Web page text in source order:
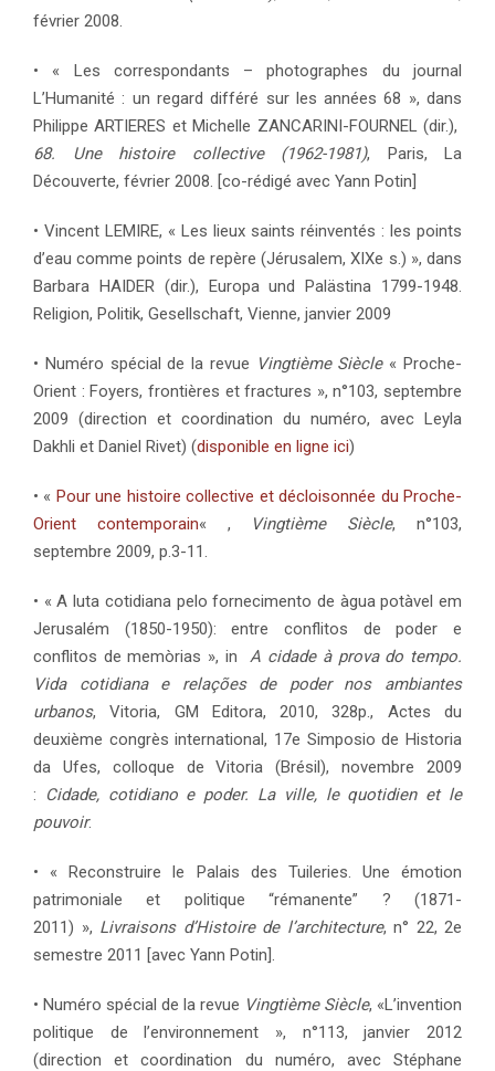
février 2008.
• « Les correspondants – photographes du journal
L’Humanité : un regard différé sur les années 68 », dans
Philippe ARTIERES et Michelle ZANCARINI-FOURNEL (dir.),
68. Une histoire collective (1962-1981), Paris, La
Découverte, février 2008. [co-rédigé avec Yann Potin]
• Vincent LEMIRE, « Les lieux saints réinventés : les points
d’eau comme points de repère (Jérusalem, XIXe s.) », dans
Barbara HAIDER (dir.), Europa und Palästina 1799-1948.
Religion, Politik, Gesellschaft, Vienne, janvier 2009
• Numéro spécial de la revue Vingtième Siècle« Proche-
Orient : Foyers, frontières et fractures », n°103, septembre
2009 (direction et coordination du numéro, avec Leyla
Dakhli et Daniel Rivet) (disponible en ligne ici)
• « Pour une histoire collective et décloisonnée du Proche-
Orient contemporain« , Vingtième Siècle, n°103,
septembre 2009, p.3-11.
• « A luta cotidiana pelo fornecimento de àgua potàvel em
Jerusalém (1850-1950): entre conflitos de poder e
conflitos de memòrias », inA cidade à prova do tempo.
Vida cotidiana e relações de poder nos ambiantes
urbanos, Vitoria, GM Editora, 2010, 328p., Actes du
deuxième congrès international, 17e Simposio de Historia
da Ufes, colloque de Vitoria (Brésil), novembre 2009
:
Cidade, cotidiano e poder. La ville, le quotidien et le
pouvoir.
• « Reconstruire le Palais des Tuileries. Une émotion
patrimoniale et politique “rémanente” ? (1871-
2011) », Livraisons d’Histoire de l’architecture, n° 22, 2e
semestre 2011 [avec Yann Potin].
• Numéro spécial de la revue Vingtième Siècle, «L’invention
politique de l’environnement », n°113, janvier 2012
(direction et coordination du numéro, avec Stéphane